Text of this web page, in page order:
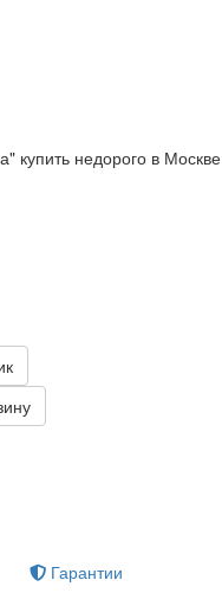
купить недорого в Москве
Гарантии